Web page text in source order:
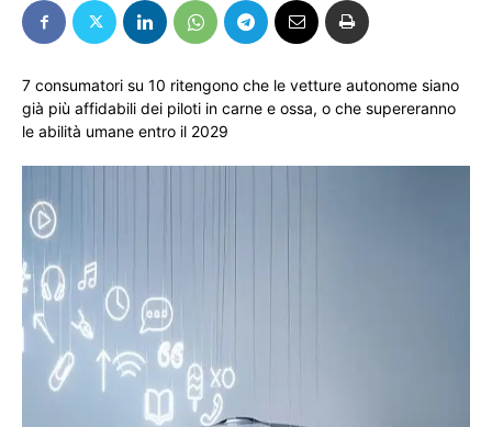
7 consumatori su 10 ritengono che le vetture autonome siano
già più affidabili dei piloti in carne e ossa, o che supereranno
le abilità umane entro il 2029